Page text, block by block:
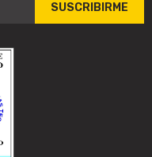
SUSCRIBIRME